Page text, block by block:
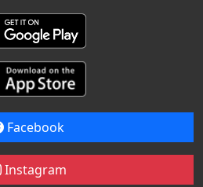
Facebook
Instagram